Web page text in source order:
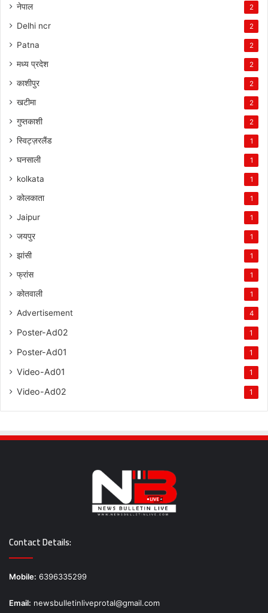
नेपाल 2
Delhi ncr 2
Patna 2
मध्य प्रदेश 2
काशीपुर 2
खटीमा 2
गुप्तकाशी 2
स्विट्ज़रलैंड 1
घनसाली 1
kolkata 1
कोलकाता 1
Jaipur 1
जयपुर 1
झांसी 1
फ्रांस 1
कोतवाली 1
Advertisement 4
Poster-Ad02 1
Poster-Ad01 1
Video-Ad01 1
Video-Ad02 1
Contact Details:
Mobile: 6396335299
Email: newsbulletinliveprotal@gmail.com